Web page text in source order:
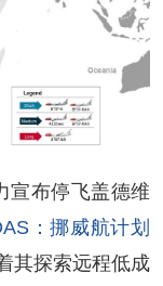
布停飞盖德维
：挪威航计划
其探索远程低成